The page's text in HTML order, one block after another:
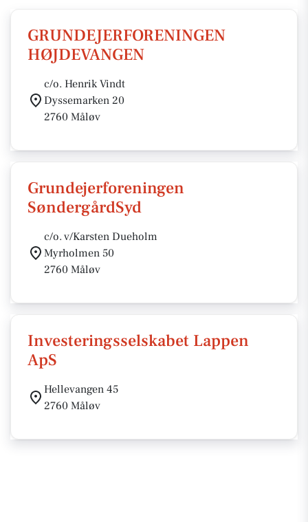
GRUNDEJERFORENINGEN
HØJDEVANGEN
c/o. Henrik Vindt
Dyssemarken 20
2760 Måløv
Grundejerforeningen
SøndergårdSyd
c/o. v/Karsten Dueholm
Myrholmen 50
2760 Måløv
Investeringsselskabet Lappen
ApS
Hellevangen 45
2760 Måløv